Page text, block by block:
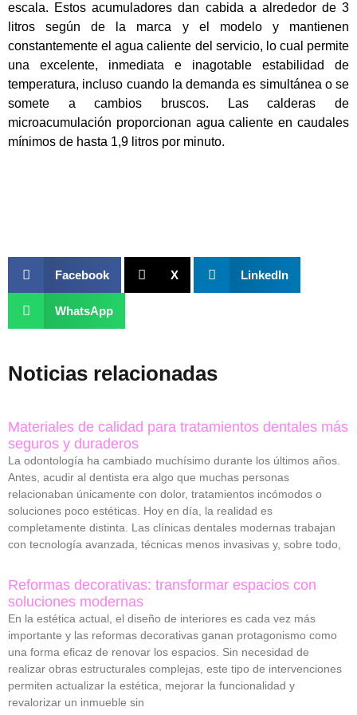
escala. Estos acumuladores dan cabida a alrededor de 3
litros según de la marca y el modelo y mantienen
constantemente el agua caliente del servicio, lo cual permite
una excelente, inmediata e inagotable estabilidad de
temperatura, incluso cuando la demanda es simultánea o se
somete a cambios bruscos. Las calderas de
microacumulación proporcionan agua caliente en caudales
mínimos de hasta 1,9 litros por minuto.
Facebook X LinkedIn
WhatsApp
Noticias relacionadas
Materiales de calidad para tratamientos dentales más
seguros y duraderos
La odontología ha cambiado muchísimo durante los últimos años.
Antes, acudir al dentista era algo que muchas personas
relacionaban únicamente con dolor, tratamientos incómodos o
soluciones poco estéticas. Hoy en día, la realidad es
completamente distinta. Las clínicas dentales modernas trabajan
con tecnología avanzada, técnicas menos invasivas y, sobre todo,
Reformas decorativas: transformar espacios con
soluciones modernas
En la estética actual, el diseño de interiores es cada vez más
importante y las reformas decorativas ganan protagonismo como
una forma eficaz de renovar los espacios. Sin necesidad de
realizar obras estructurales complejas, este tipo de intervenciones
permiten actualizar la estética, mejorar la funcionalidad y
revalorizar un inmueble sin